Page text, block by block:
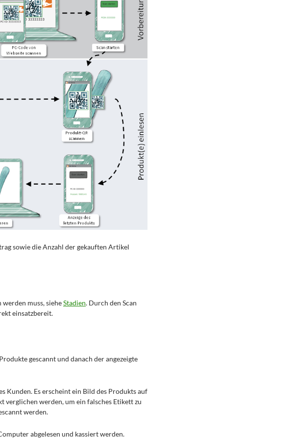
sowie die Anzahl der gekauften Artikel
werden muss, sieheStadien. Durch den Scan
einsatzbereit.
gescannt und danach der angezeigte
Kunden. Es erscheint ein Bild des Produkts auf
werden, um ein falsches Etikett zu
werden.
abgelesen und kassiert werden.